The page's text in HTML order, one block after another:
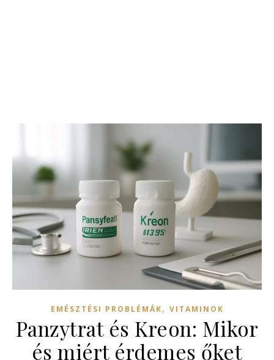
EMÉSZTÉSI PROBLÉMÁK, VITAMINOK
Panzytrat és Kreon: Mikor
és miért érdemes őket